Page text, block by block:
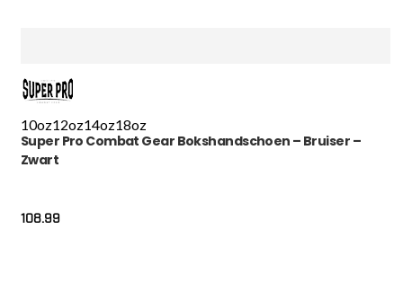
10oz12oz14oz18oz
Super Pro Combat Gear Bokshandschoen – Bruiser –
Zwart
108.99